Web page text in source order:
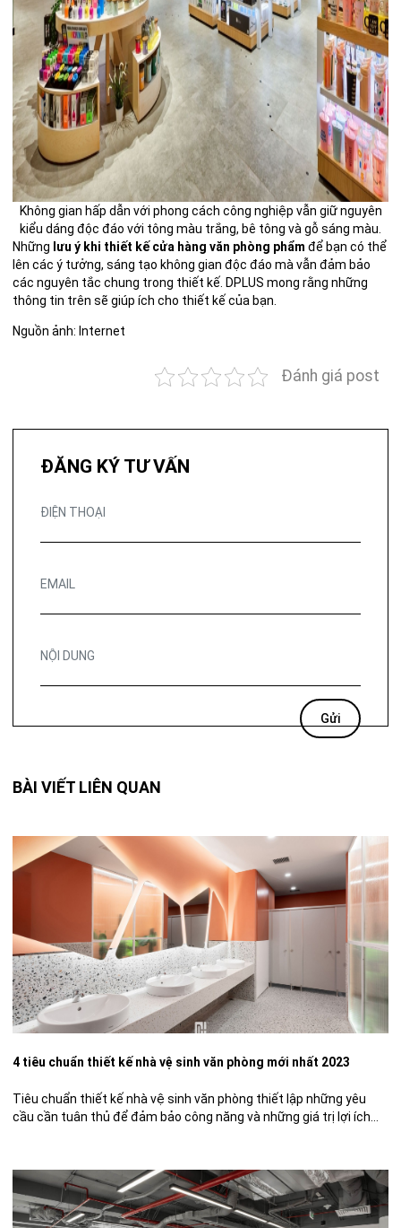
Không gian hấp dẫn với phong cách công nghiệp vẫn giữ nguyên
kiểu dáng độc đáo với tông màu trắng, bê tông và gỗ sáng màu.
Những lưu ý khi thiết kế cửa hàng văn phòng phẩm để bạn có thể
lên các ý tưởng, sáng tạo không gian độc đáo mà vẫn đảm bảo
các nguyên tắc chung trong thiết kế. DPLUS mong rằng những
thông tin trên sẽ giúp ích cho thiết kế của bạn.
Nguồn ảnh: Internet
Đánh giá post
ĐĂNG KÝ TƯ VẤN
BÀI VIẾT LIÊN QUAN
4 tiêu chuẩn thiết kế nhà vệ sinh văn phòng mới nhất 2023
Tiêu chuẩn thiết kế nhà vệ sinh văn phòng thiết lập những yêu
cầu cần tuân thủ để đảm bảo công năng và những giá trị lợi ích